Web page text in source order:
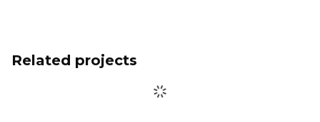
Related projects